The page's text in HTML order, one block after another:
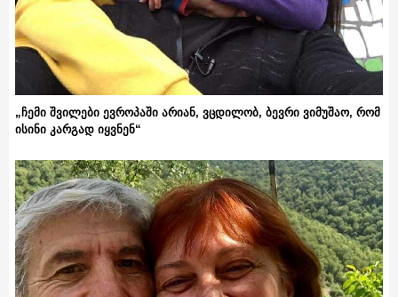
„ჩემი შვილები ევროპაში არიან, ვცდილობ, ბევრი ვიმუშაო, რომ
ისინი კარგად იყვნენ“